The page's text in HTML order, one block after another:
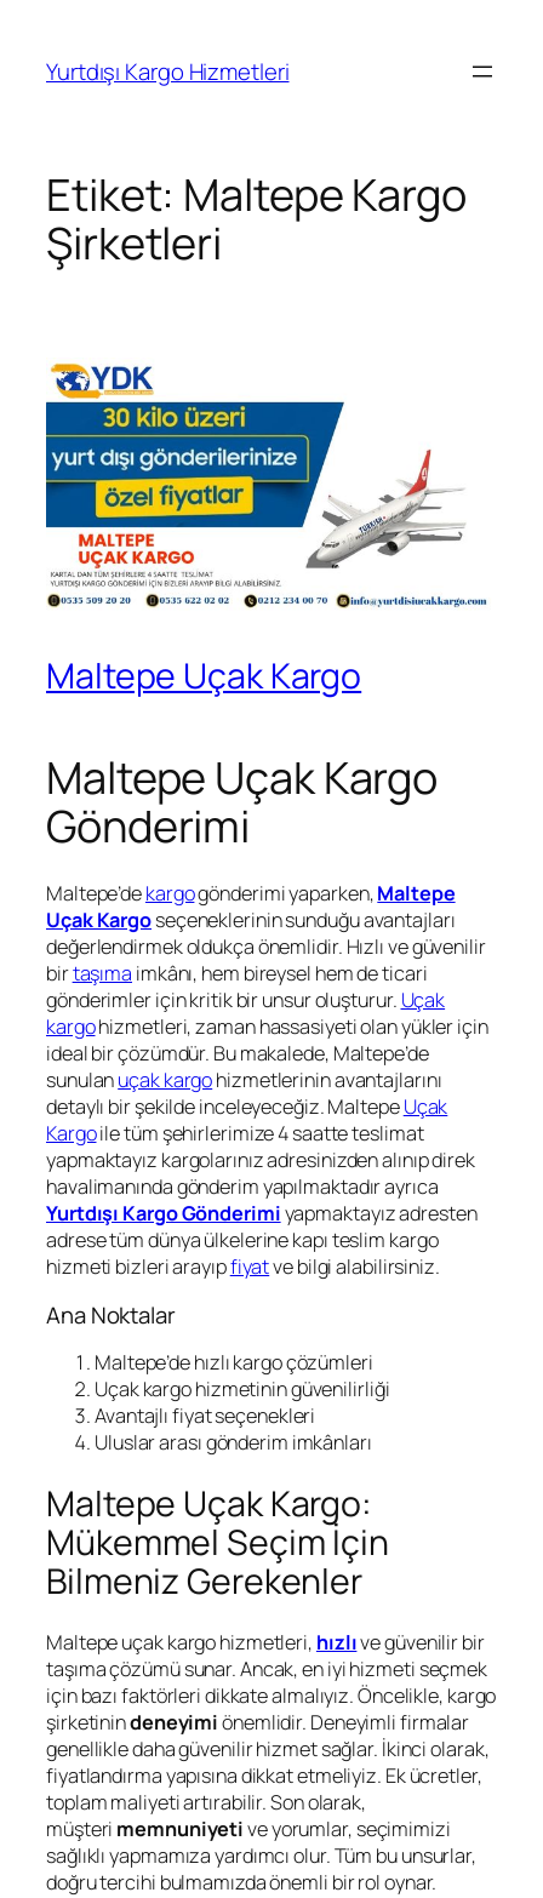
Yurtdışı Kargo Hizmetleri
Etiket: Maltepe Kargo
Şirketleri
Maltepe Uçak Kargo
Maltepe Uçak Kargo
Gönderimi
Maltepe’dekargogönderimi yaparken,Maltepe
Uçak Kargoseçeneklerinin sunduğu avantajları
değerlendirmek oldukça önemlidir. Hızlı ve güvenilir
birtaşıma imkânı, hem bireysel hem de ticari
gönderimler için kritik bir unsur oluşturur. Uçak
kargohizmetleri, zaman hassasiyeti olan yükler için
ideal bir çözümdür. Bu makalede, Maltepe’de
sunulanuçak kargohizmetlerinin avantajlarını
detaylı bir şekilde inceleyeceğiz. MaltepeUçak
Kargoile tüm şehirlerimize 4 saatte teslimat
yapmaktayız kargolarınız adresinizden alınıp direk
havalimanında gönderim yapılmaktadır ayrıca
Yurtdışı Kargo Gönderimiyapmaktayız adresten
adrese tüm dünya ülkelerine kapı teslim kargo
hizmeti bizleri arayıpfiyatve bilgi alabilirsiniz.
Ana Noktalar
Maltepe’de hızlı kargo çözümleri
Uçak kargo hizmetinin güvenilirliği
Avantajlı fiyat seçenekleri
Uluslar arası gönderim imkânları
Maltepe Uçak Kargo:
Mükemmel Seçim İçin
Bilmeniz Gerekenler
Maltepe uçak kargo hizmetleri, hızlıve güvenilir bir
taşıma çözümü sunar. Ancak, en iyi hizmeti seçmek
için bazı faktörleri dikkate almalıyız. Öncelikle, kargo
şirketinindeneyimiönemlidir. Deneyimli firmalar
genellikle daha güvenilir hizmet sağlar. İkinci olarak,
fiyatlandırma yapısına dikkat etmeliyiz. Ek ücretler,
toplam maliyeti artırabilir. Son olarak,
müşteri memnuniyetive yorumlar, seçimimizi
sağlıklı yapmamıza yardımcı olur. Tüm bu unsurlar,
doğru tercihi bulmamızda önemli bir rol oynar.